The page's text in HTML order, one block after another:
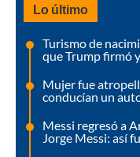
Lo último
Turismo de
que Trump firmó
Mujer fue
conducían un
Messi regresó a
Jorge Messi: así